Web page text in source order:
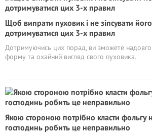
Щоб випрати пуховик і не зіпсувати
дотримуватися цих 3-х правил
Дотримуючись цих порад, ви зможете надовго
форму та охайний вигляд свого пуховика.
Якою стороною потрібно класти фольгу
господинь робить це неправильно